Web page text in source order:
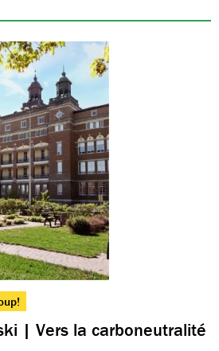
| Vers la carboneutralité